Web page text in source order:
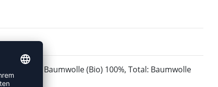
Baumwolle (Bio) 100%, Total: Baumwolle
(Bio) 100%